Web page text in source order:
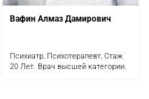
Вафин Алмаз Дамирович
Психиатр, Психотерапевт, Стаж
20 Лет. Врач высшей категории.